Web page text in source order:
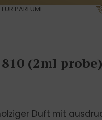
FÜR PARFÜME
(2ml probe)
Duft mit